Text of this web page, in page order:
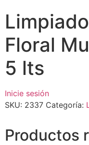
Floral
5 lts
Inicie sesión
SKU: 2337 Categoría:
Productos